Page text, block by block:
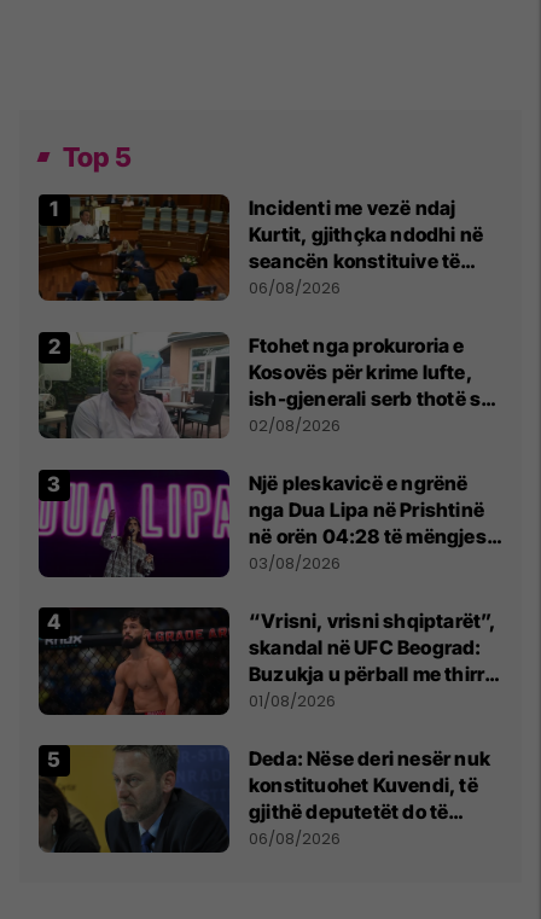
Top 5
Incidenti me vezë ndaj
Kurtit, gjithçka ndodhi në
seancën konstituive të
Kuvendit
06/08/2026
Ftohet nga prokuroria e
Kosovës për krime lufte,
ish-gjenerali serb thotë se
dikush e tradhtoi në
02/08/2026
Një pleskavicë e ngrënë
nga Dua Lipa në Prishtinë
në orën 04:28 të mëngjesit
- dhe bota digjitale serbe
03/08/2026
“Vrisni, vrisni shqiptarët”,
skandal në UFC Beograd:
Buzukja u përball me thirrje
anti-shqiptare nga
01/08/2026
Deda: Nëse deri nesër nuk
konstituohet Kuvendi, të
gjithë deputetët do të
bëjnë shkelje të rëndë
06/08/2026